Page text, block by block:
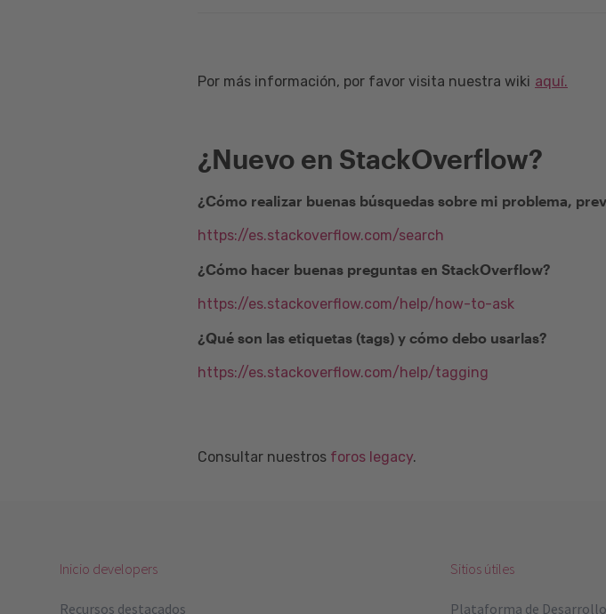
Por más información, por favor visita nuestra wiki aquí.
¿Nuevo en StackOverflow?
¿Cómo realizar buenas búsquedas sobre mi problema,
https://es.stackoverflow.com/search
¿Cómo hacer buenas preguntas en StackOverflow?
https://es.stackoverflow.com/help/how-to-ask
¿Qué son las etiquetas (tags) y cómo debo usarlas?
https://es.stackoverflow.com/help/tagging
Consultar nuestros foros legacy.
Inicio developers
Recursos destacados
Sitios útiles
Plataforma de Desarrollo